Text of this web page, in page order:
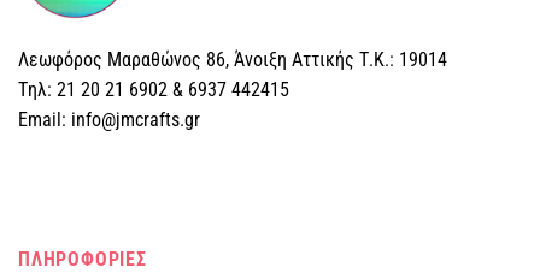
Λεωφόρος Μαραθώνος 86, Άνοιξη Αττικής Τ.Κ.: 19014
Tηλ: 21 20 21 6902 & 6937 442415
Email: info@jmcrafts.gr
ΠΛΗΡΟΦΟΡΙΕΣ